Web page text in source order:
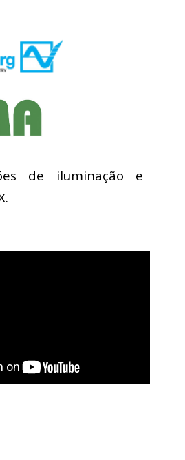
de iluminação e